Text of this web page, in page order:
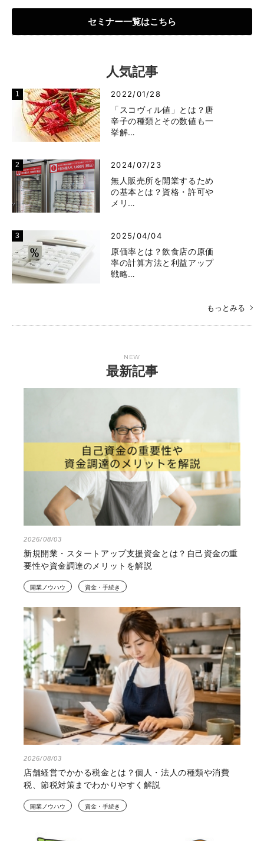
セミナー一覧はこちら
人気記事
2022/01/28
「スコヴィル値」とは？唐
辛子の種類とその数値も一
挙解…
2024/07/23
無人販売所を開業するため
の基本とは？資格・許可や
メリ…
2025/04/04
原価率とは？飲食店の原価
率の計算方法と利益アップ
戦略…
もっとみる
NEW
最新記事
2026/08/03
新規開業・スタートアップ支援資金とは？自己資金の重
要性や資金調達のメリットを解説
開業ノウハウ 資金・手続き
2026/08/03
店舗経営でかかる税金とは？個人・法人の種類や消費
税、節税対策までわかりやすく解説
開業ノウハウ 資金・手続き